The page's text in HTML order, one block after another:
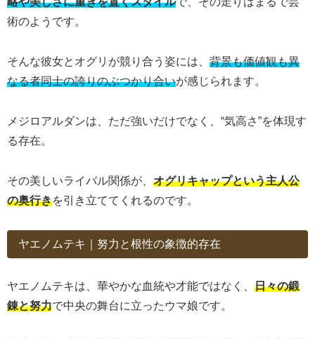
術のようです。
そんな彼女とオグリが競り合う姿には、 背景も価値観も異
なる者同士の誇りのぶつかり合いが感じられます。
メジロアルダンは、ただ強いだけでなく、“気高さ”を体現す
る存在。
その美しいライバル関係が、 オグリキャップという主人公
の奥行きを引き立ててくれるのです。
ヤエノムテキ｜努力と根性の象徴的存在
ヤエノムテキは、華やかな血統や才能ではなく、 日々の鍛
錬と努力で中央の舞台に立ったウマ娘です。